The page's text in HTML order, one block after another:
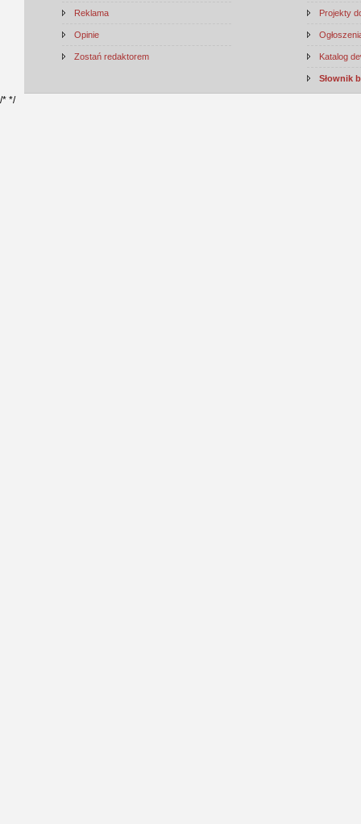
Reklama
Opinie
Zostań redaktorem
Projekty
Katalog
Słownik
/* */